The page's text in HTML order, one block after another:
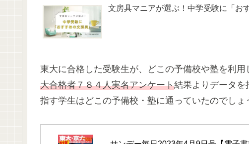
文房具マニアが選ぶ！中学受験に「お
東大に合格した受験生が、どこの予備校や塾を利用
大合格者７８４人実名アンケート結果よりデータを
指す学生はどこの予備校・塾に通っていたのでしょ